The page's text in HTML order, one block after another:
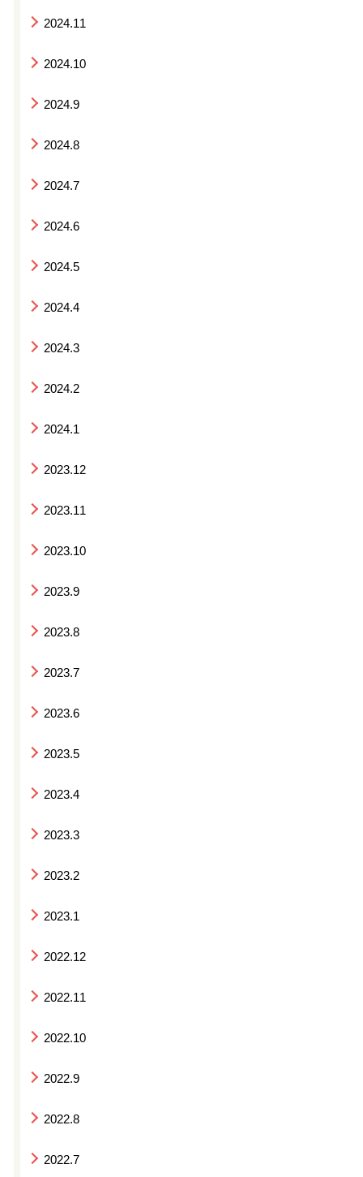
2024.11
2024.10
2024.9
2024.8
2024.7
2024.6
2024.5
2024.4
2024.3
2024.2
2024.1
2023.12
2023.11
2023.10
2023.9
2023.8
2023.7
2023.6
2023.5
2023.4
2023.3
2023.2
2023.1
2022.12
2022.11
2022.10
2022.9
2022.8
2022.7